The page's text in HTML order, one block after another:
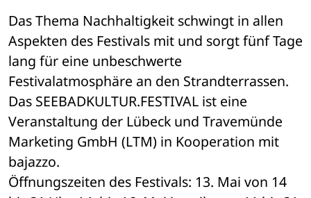
Das Thema Nachhaltigkeit schwingt in allen
Aspekten des Festivals mit und sorgt fünf Tage
lang für eine unbeschwerte
Festivalatmosphäre an den Strandterrassen.
Das SEEBADKULTUR.FESTIVAL ist eine
Veranstaltung der Lübeck und Travemünde
Marketing GmbH (LTM) in Kooperation mit
bajazzo.
Öffnungszeiten des Festivals: 13. Mai von 14